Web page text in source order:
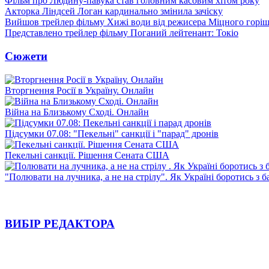
Акторка Ліндсей Логан кардинально змінила зачіску
Вийшов трейлер фільму Хижі води від режисера Міцного
Представлено трейлер фільму Поганий лейтенант: Токіо
Сюжети
Вторгнення Росії в Україну. Онлайн
Війна на Близькому Сході. Онлайн
Підсумки 07.08: "Пекельні" санкції і "парад" дронів
Пекельні санкції. Рішення Сената США
"Полювати на лучника, а не на стрілу". Як Україні боротись з
ВИБІР РЕДАКТОРА